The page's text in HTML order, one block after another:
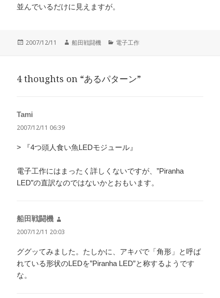
並んでいるだけに見えますが。
投
2007/12/11
作
船田戦闘機
カ
ー
電子工作
4 thoughts on “あるパターン”
Tami
り:
2007/12/11 06:39
> 『4つ頭人食い魚LEDモジュール』
電子工作にはまったく詳しくないですが、”Piranha
LED”の直訳なのではないかとおもいます。
船田戦闘機
り:
2007/12/11 20:03
ググッてみました。たしかに、アキバで「角形」と呼ば
れている形状のLEDを”Piranha LED”と称するようです
な。